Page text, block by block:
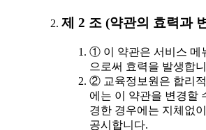
제 2 조 (약관의 효력과
① 이 약관은 서비스 메
으로써 효력을 발생합
② 교육정보원은 합리
에는 이 약관을 변경할
경한 경우에는 지체없
공시합니다.